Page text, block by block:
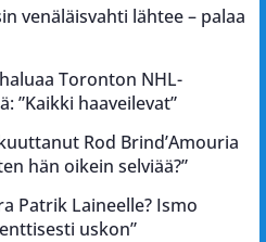
venäläisvahti lähtee – palaa
Toronton NHL-
”Kaikki haaveilevat”
Rod Brind’Amouria
hän oikein selviää?”
Patrik Laineelle? Ismo
uskon”